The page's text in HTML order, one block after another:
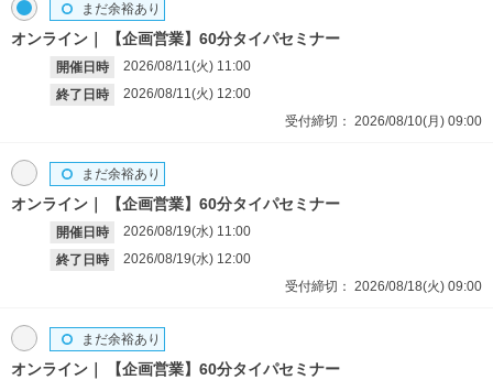
オンライン 【企画営業】60分タイパセミナー
開催日時 2026/08/11(火) 11:00
終了日時
2026/08/11(火) 12:00
まだ余裕あり
受付締切： 2026/08/10(月) 09:00
オンライン 【企画営業】60分タイパセミナー
開催日時 2026/08/19(水) 11:00
終了日時
2026/08/19(水) 12:00
まだ余裕あり
受付締切： 2026/08/18(火) 09:00
オンライン 【企画営業】60分タイパセミナー
まだ余裕あり